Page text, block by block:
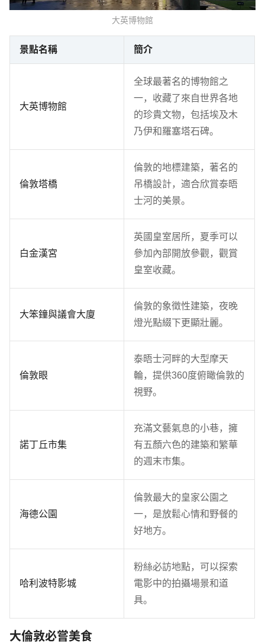
大英博物館
景點名稱 簡介
大英博物館
全球最著名的博物館之
一，收藏了來自世界各地
的珍貴文物，包括埃及木
乃伊和羅塞塔石碑。
倫敦塔橋
倫敦的地標建築，著名的
吊橋設計，適合欣賞泰晤
士河的美景。
白金漢宮
英國皇室居所，夏季可以
參加內部開放參觀，觀賞
皇室收藏。
大笨鐘與議會大廈
倫敦的象徵性建築，夜晚
燈光點綴下更顯壯麗。
倫敦眼
泰晤士河畔的大型摩天
輪，提供360度俯瞰倫敦的
視野。
諾丁丘市集
充滿文藝氣息的小巷，擁
有五顏六色的建築和繁華
的週末市集。
海德公園
倫敦最大的皇家公園之
一，是放鬆心情和野餐的
好地方。
哈利波特影城
粉絲必訪地點，可以探索
電影中的拍攝場景和道
具。
大倫敦必嘗美食